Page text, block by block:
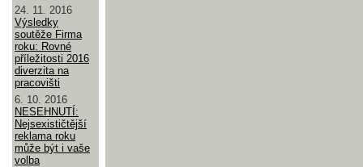
24. 11. 2016
Výsledky
soutěže Firma
roku: Rovné
příležitosti 2016
diverzita na
pracovišti
6. 10. 2016
NESEHNUTÍ:
Nejsexističtější
reklama roku
může být i vaše
volba